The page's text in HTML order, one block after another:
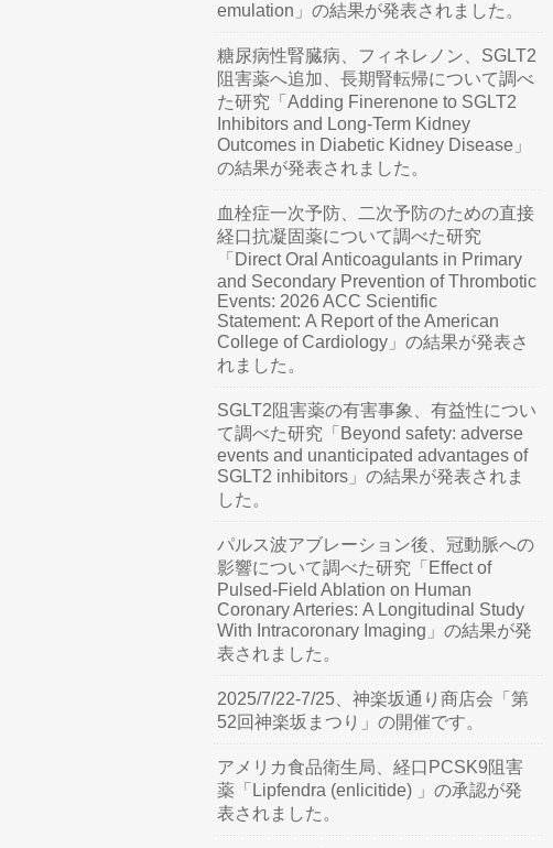
emulation」の結果が発表されました。
糖尿病性腎臓病、フィネレノン、SGLT2
阻害薬へ追加、長期腎転帰について調べ
た研究「Adding Finerenone to SGLT2
Inhibitors and Long-Term Kidney
Outcomes in Diabetic Kidney Disease」
の結果が発表されました。
血栓症一次予防、二次予防のための直接
経口抗凝固薬について調べた研究
「Direct Oral Anticoagulants in Primary
and Secondary Prevention of Thrombotic
Events: 2026 ACC Scientific
Statement: A Report of the American
College of Cardiology」の結果が発表さ
れました。
SGLT2阻害薬の有害事象、有益性につい
て調べた研究「Beyond safety: adverse
events and unanticipated advantages of
SGLT2 inhibitors」の結果が発表されま
した。
パルス波アブレーション後、冠動脈への
影響について調べた研究「Effect of
Pulsed-Field Ablation on Human
Coronary Arteries: A Longitudinal Study
With Intracoronary Imaging」の結果が発
表されました。
2025/7/22-7/25、神楽坂通り商店会「第
52回神楽坂まつり」の開催です。
アメリカ食品衛生局、経口PCSK9阻害
薬「Lipfendra (enlicitide) 」の承認が発
表されました。